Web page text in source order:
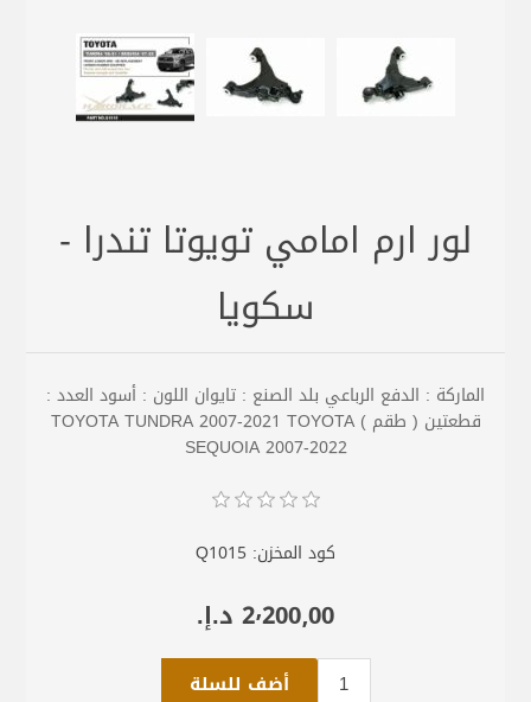
لور ارم امامي تويوتا تندرا -
سكويا
الماركة : الدفع الرباعي بلد الصنع : تايوان اللون : أسود العدد :
قطعتين ( طقم ) TOYOTA TUNDRA 2007-2021 TOYOTA
SEQUOIA 2007-2022
كود المخزن: Q1015
2٬200٫00 د.إ.‏
أضف للسلة